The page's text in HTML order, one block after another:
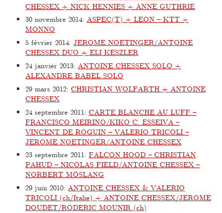
CHESSEX + NICK HENNIES + ANNE GUTHRIE
30 novembre 2014:ASPEC(T) + LEON – KTT +
MONNO
5 février 2014:JEROME NOETINGER/ANTOINE
CHESSEX DUO + ELI KESZLER
24 janvier 2013:ANTOINE CHESSEX SOLO +
ALEXANDRE BABEL SOLO
29 mars 2012:CHRISTIAN WOLFARTH + ANTOINE
CHESSEX
24 septembre 2011:CARTE BLANCHE AU LUFF –
FRANCISCO MEIRINO/KIKO C. ESSEIVA –
VINCENT DE ROGUIN – VALERIO TRICOLI –
JEROME NOETINGER/ANTOINE CHESSEX
23 septembre 2011:FALCON HOOD – CHRISTIAN
PAHUD – NICOLAS FIELD/ANTOINE CHESSEX –
NORBERT MÖSLANG
29 juin 2010:ANTOINE CHESSEX & VALERIO
TRICOLI (ch/Italie) + ANTOINE CHESSEX/JEROME
DOUDET/RODERIC MOUNIR (ch)